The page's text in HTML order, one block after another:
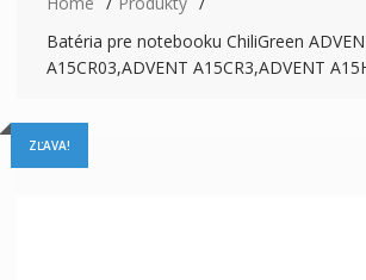
Batéria pre notebooku ChiliGreen
A15CR03,ADVENT A15CR3,ADVENT
ZĽAVA!